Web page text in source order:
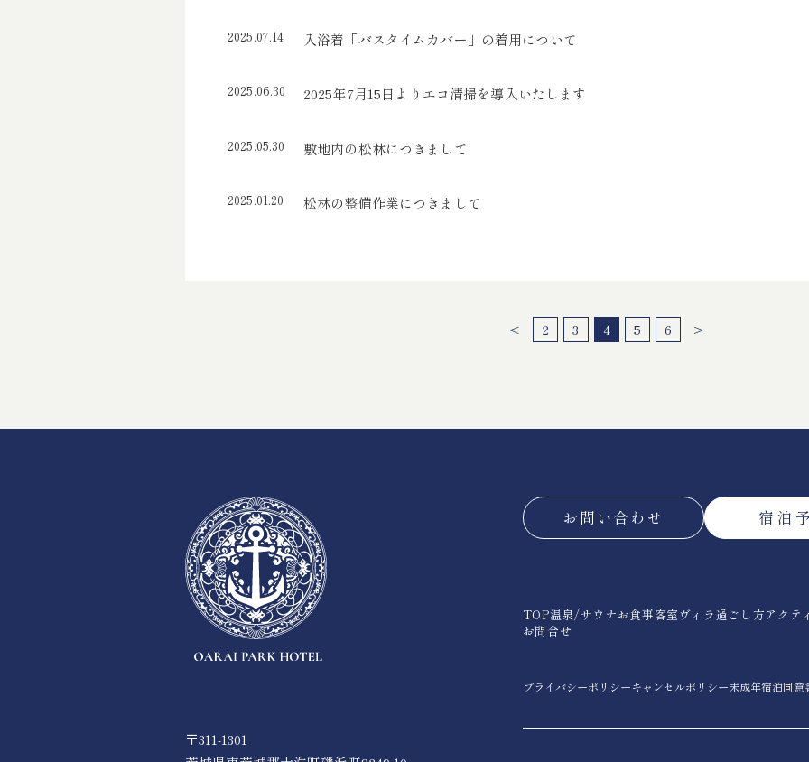
2025.07.14 入浴着「バスタイムカバー」の着用について
2025.06.30 2025年7月15日よりエコ清掃を導入いたします
2025.05.30 敷地内の松林につきまして
2025.01.20 松林の整備作業につきまして
< 2 3 4 5 6 >
〒311-1301
お問い合わせ 宿泊
TOP温泉/サウナお食事客室ヴィラ過ごし方アクテ
お問合せ
プライバシーポリシーキャンセルポリシー未成年宿泊同意